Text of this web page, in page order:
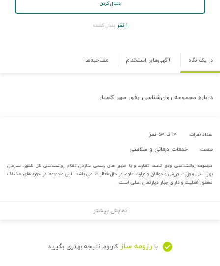
دنبال کردن
۱ نفر دنبال کننده
در یک نگاه آگهی‌های استخدام مصاحبه‌ها
درباره مجموعه روان‌شناسی وفور مهر کامیار
تعداد نفرات: ۱۰ تا ۵۰ نفر
صنعت: خدمات درمانی و سلامتی
مجموعه روانشناسی وفور تحت نظارت و با مجوز های رسمی سازمان نظام روانشناسی کل کشور، سازمان
بهزیستی و وزارت ورزش و جوانان و وزارت علوم در حال فعالیت می باشد. این مجموعه در حوزه های مختلف
مشغول فعالیت و دارای چهار دپارتمان اصلی است.
نمایش بیشتر
با رزومه ساز کاربوم نتیجه بهتری بگیرید